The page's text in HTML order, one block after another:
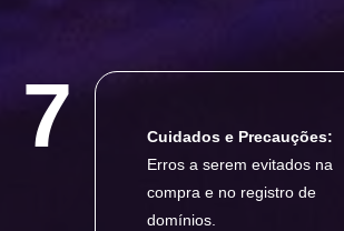
7
Cuidados e Precauções:
Erros a serem evitados na
compra e no registro de
domínios.